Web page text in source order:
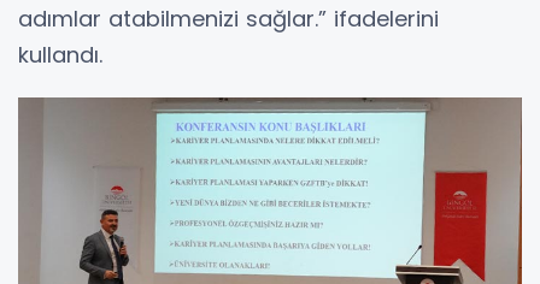
adımlar atabilmenizi sağlar.” ifadelerini
kullandı.